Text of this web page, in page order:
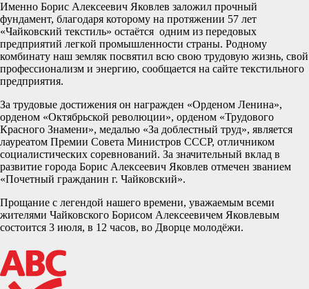
Именно Борис Алексеевич Яковлев заложил прочный
фундамент, благодаря которому на протяжении 57 лет
«Чайковский текстиль» остаётся одним из передовых
предприятий легкой промышленности страны. Родному
комбинату наш земляк посвятил всю свою трудовую жизнь, свой
профессионализм и энергию, сообщается на сайте текстильного
предприятия.
За трудовые достижения он награжден «Орденом Ленина»,
орденом «Октябрьской революции», орденом «Трудового
Красного Знамени», медалью «За доблестный труд», является
лауреатом Премии Совета Министров СССР, отличником
социалистических соревнований. За значительный вклад в
развитие города Борис Алексеевич Яковлев отмечен званием
«Почетный гражданин г. Чайковский».
Прощание с легендой нашего времени, уважаемым всеми
жителями Чайковского Борисом Алексеевичем Яковлевым
состоится 3 июля, в 12 часов, во Дворце молодёжи.